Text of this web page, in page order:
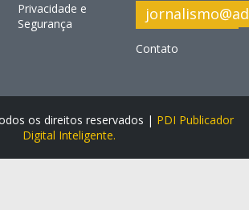
Privacidade e
Segurança
Contato
os direitos reservados | PDI Publicador
Digital Inteligente.